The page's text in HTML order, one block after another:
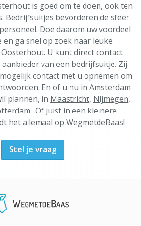
is goed om te doen, ook ten
Bedrijfsuitjes bevorderen de sfeer
Doe daarom uw voordeel
en ga snel op zoek naar leuke
U kunt direct contact
van een bedrijfsuitje. Zij
contact met u opnemen om
En of u nu in Amsterdam
plannen, in Maastricht, Nijmegen,
.. Of juist in een kleinere
het allemaal op WegmetdeBaas!
Stel je vraag